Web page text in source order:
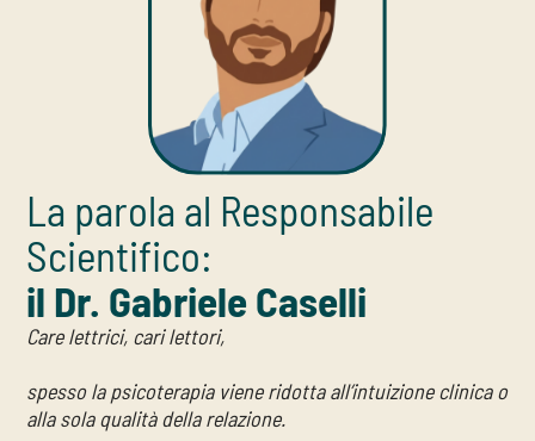
La parola al Responsabile
Scientifico:
il Dr. Gabriele Caselli
Care lettrici, cari lettori,
spesso la psicoterapia viene ridotta all’intuizione clinica o
alla sola qualità della relazione.